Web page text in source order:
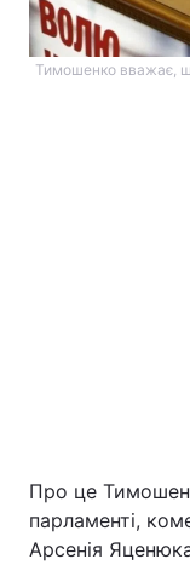
Тимошенко вважає,
Про це
парламенті,
Арсенія